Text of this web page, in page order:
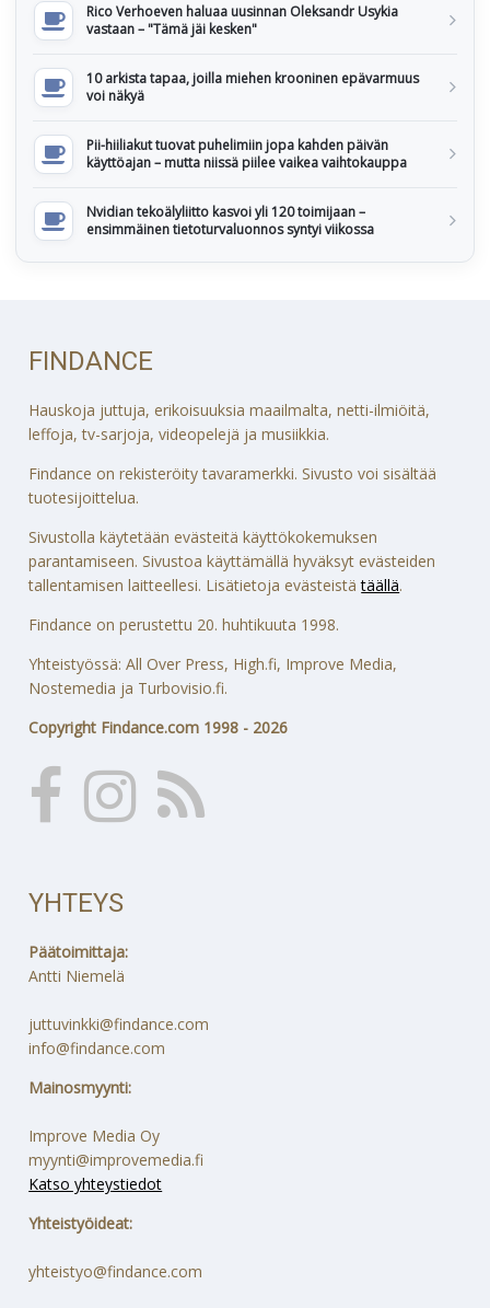
Rico Verhoeven haluaa uusinnan Oleksandr Usykia
vastaan – "Tämä jäi kesken"
10 arkista tapaa, joilla miehen krooninen epävarmuus
voi näkyä
Pii-hiiliakut tuovat puhelimiin jopa kahden päivän
käyttöajan – mutta niissä piilee vaikea vaihtokauppa
Nvidian tekoälyliitto kasvoi yli 120 toimijaan –
ensimmäinen tietoturvaluonnos syntyi viikossa
FINDANCE
Hauskoja juttuja, erikoisuuksia maailmalta, netti-ilmiöitä,
leffoja, tv-sarjoja, videopelejä ja musiikkia.
Findance on rekisteröity tavaramerkki. Sivusto voi sisältää
tuotesijoittelua.
Sivustolla käytetään evästeitä käyttökokemuksen
parantamiseen. Sivustoa käyttämällä hyväksyt evästeiden
tallentamisen laitteellesi. Lisätietoja evästeistätäällä.
Findance on perustettu 20. huhtikuuta 1998.
Yhteistyössä: All Over Press, High.fi, Improve Media,
Nostemedia ja Turbovisio.fi.
Copyright Findance.com 1998 - 2026
YHTEYS
Päätoimittaja:
Antti Niemelä
juttuvinkki@findance.com
info@findance.com
Mainosmyynti:
Improve Media Oy
myynti@improvemedia.fi
Katso yhteystiedot
Yhteistyöideat:
yhteistyo@findance.com